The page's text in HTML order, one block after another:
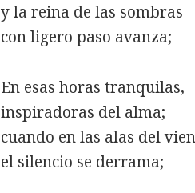
y la reina de las sombras
con ligero paso avanza;
En esas horas tranquilas,
inspiradoras del alma;
cuando en las alas del
el silencio se derrama;